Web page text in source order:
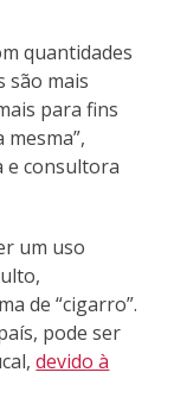
quantidades
são mais
para fins
e consultora
um uso
de “cigarro”.
pode ser
devido à